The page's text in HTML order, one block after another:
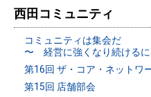
西田コミュニティ
コミュニティは集会だ
〜 経営に強くなり続けるに
第16回 ザ・コア・ネットワ
第15回 店舗部会